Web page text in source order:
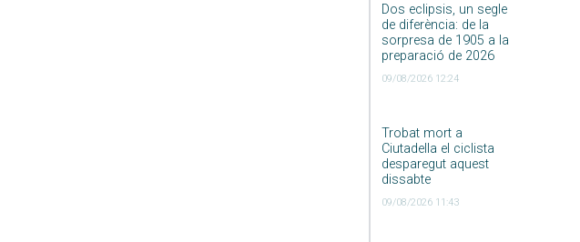
Dos eclipsis, un segle
de diferència: de la
sorpresa de 1905 a la
preparació de 2026
09/08/2026 12:24
Trobat mort a
Ciutadella el ciclista
desparegut aquest
dissabte
09/08/2026 11:43